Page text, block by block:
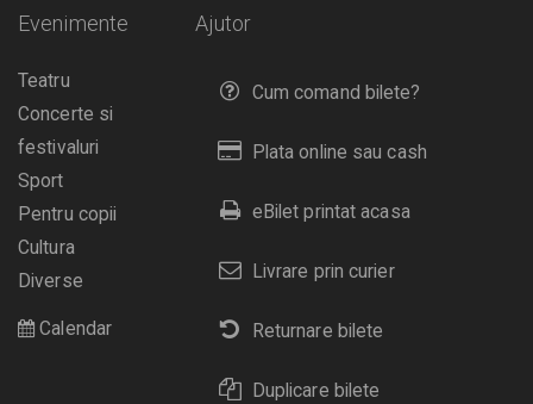
Ajutor
Cum comand bilete?
Plata online sau cash
eBilet printat acasa
Livrare prin curier
Returnare bilete
Duplicare bilete
Evenimente
Teatru
Concerte si
festivaluri
Sport
Pentru copii
Cultura
Diverse
Calendar